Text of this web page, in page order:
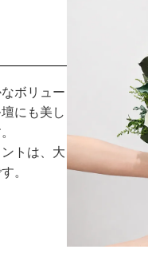
ボリュー
にも美し
トは、大
。